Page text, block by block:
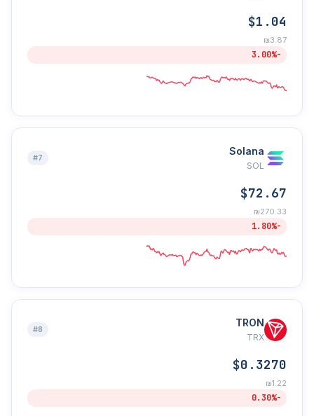
$1.04
₪3.87
-3.00%
Solana
SOL
#7
$72.67
₪270.33
-1.80%
TRON
TRX
#8
$0.3270
₪1.22
-0.30%